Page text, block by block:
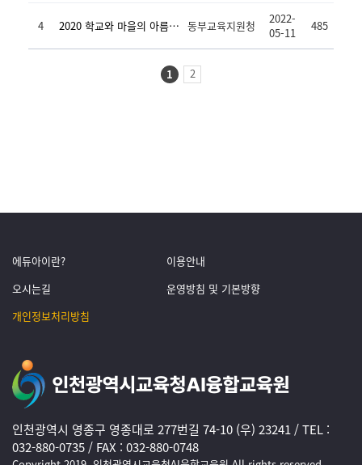
4 2020 학교와 마을의 아름다운 동행_1부 인천교육과정, 마을을 담다 동부교육지원청
2022-
05-11
485
1 2
에듀아이란?
이용안내
오시는길
운영방침 및 기본방향
개인정보처리방침
인천광역시 영종구 영종대로 277번길 74-10 (우) 23241 / TEL :
032-880-0735 / FAX : 032-880-0748